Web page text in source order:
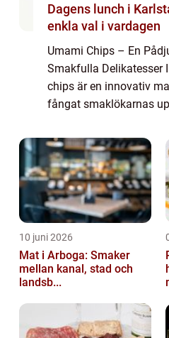
Dagens lunch i
enkla val i vardagen
Umami Chips – En
Smakfulla Delikatesser
chips är en innovativ
fångat smaklökarnas
är kända för sin
smakprof...
10 juni 2026
Mat i Arboga: Smaker
mellan kanal, stad och
landsb...